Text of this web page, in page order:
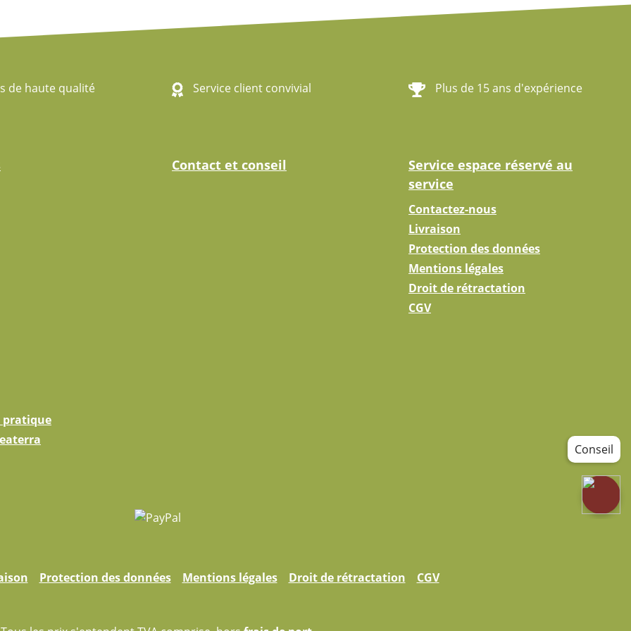
de haute qualité Service client convivial Plus de 15 ans d'expérience
Contact et conseil
Service espace réservé au
service
Contactez-nous
Livraison
Protection des données
Mentions légales
Droit de rétractation
CGV
pratique
Protection des données Mentions légales Droit de rétractation CGV
Conseil